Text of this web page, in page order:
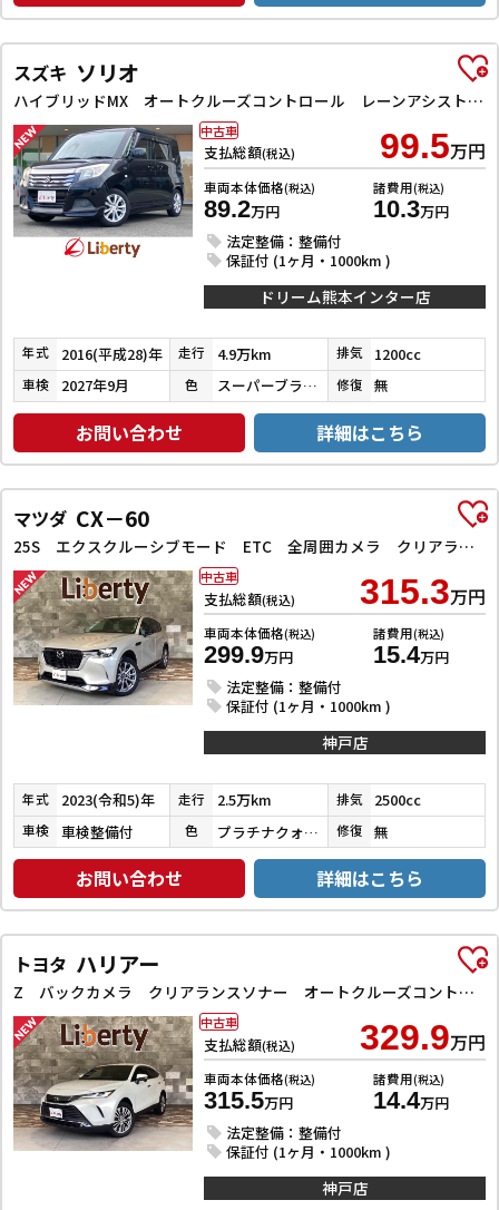
スズキ ソリオ
ハイブリッドMX オートクルーズコントロール レーンアシスト 衝突被害軽減システム 両側スライド・片側電動 スマートキー アイドリングストップ 電動格納ミラー シートヒーター ウォークスルー CVT アルミホイール
支払総額(税込) 99.5万円
車両本体価格(税込)
89.2万円
諸費用(税込)
10.3万円
法定整備：整備付
保証付 (1ヶ月・1000km )
中古車
ドリーム熊本インター店
年式 2016(平成28)年 走行 4.9万km 排気 1200cc
車検 2027年9月 色 スーパーブラックパール 修復 無
お問い合わせ 詳細はこちら
マツダ CX－60
25S エクスクルーシブモード ETC 全周囲カメラ クリアランスソナー オートクルーズコントロール レーンアシスト パワーシート 衝突被害軽減システム サンルーフ TV オートマチックハイビーム オートライト 電動リアゲート
支払総額(税込) 315.3万円
車両本体価格(税込)
299.9万円
諸費用(税込)
15.4万円
法定整備：整備付
保証付 (1ヶ月・1000km )
中古車
神戸店
年式 2023(令和5)年 走行 2.5万km 排気 2500cc
車検 車検整備付 色 プラチナクォーツメタリック 修復 無
お問い合わせ 詳細はこちら
トヨタ ハリアー
Z バックカメラ クリアランスソナー オートクルーズコントロール レーンアシスト パワーシート 衝突被害軽減システム ナビ TV オートマチックハイビーム オートライト LEDヘッドランプ 電動リアゲート
支払総額(税込) 329.9万円
車両本体価格(税込)
315.5万円
諸費用(税込)
14.4万円
法定整備：整備付
保証付 (1ヶ月・1000km )
中古車
神戸店